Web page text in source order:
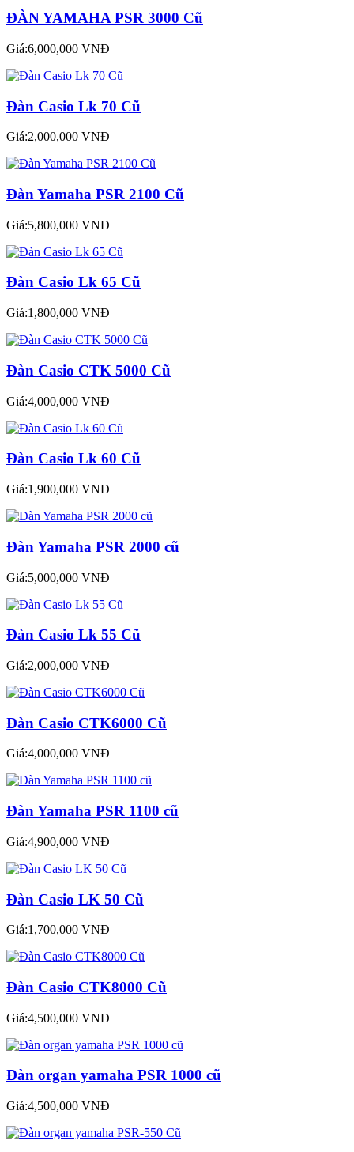
ĐÀN YAMAHA PSR 3000 Cũ
Giá:6,000,000 VNĐ
Đàn Casio Lk 70 Cũ
Giá:2,000,000 VNĐ
Đàn Yamaha PSR 2100 Cũ
Giá:5,800,000 VNĐ
Đàn Casio Lk 65 Cũ
Giá:1,800,000 VNĐ
Đàn Casio CTK 5000 Cũ
Giá:4,000,000 VNĐ
Đàn Casio Lk 60 Cũ
Giá:1,900,000 VNĐ
Đàn Yamaha PSR 2000 cũ
Giá:5,000,000 VNĐ
Đàn Casio Lk 55 Cũ
Giá:2,000,000 VNĐ
Đàn Casio CTK6000 Cũ
Giá:4,000,000 VNĐ
Đàn Yamaha PSR 1100 cũ
Giá:4,900,000 VNĐ
Đàn Casio LK 50 Cũ
Giá:1,700,000 VNĐ
Đàn Casio CTK8000 Cũ
Giá:4,500,000 VNĐ
Đàn organ yamaha PSR 1000 cũ
Giá:4,500,000 VNĐ